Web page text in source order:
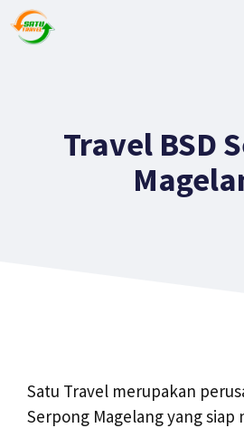
Travel BSD
Satu Travel merupakan
Serpong Magelang yang siap